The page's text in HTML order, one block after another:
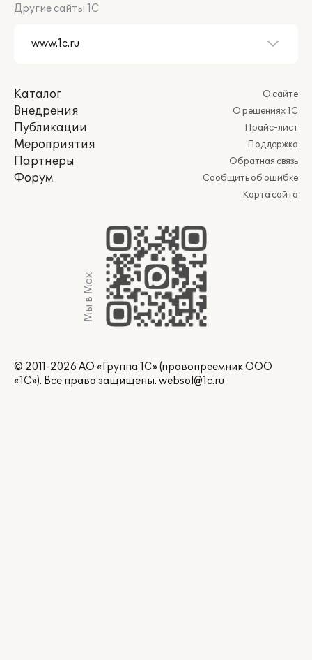
Другие сайты 1С
Каталог
Внедрения
Публикации
Мероприятия
Партнеры
Форум
О сайте
О решениях 1С
Прайс-лист
Поддержка
Обратная связь
Сообщить об ошибке
Карта сайта
Мы в Max
© 2011-2026 АО «Группа 1С» (правопреемник ООО
«1С»). Все права защищены. websol@1c.ru